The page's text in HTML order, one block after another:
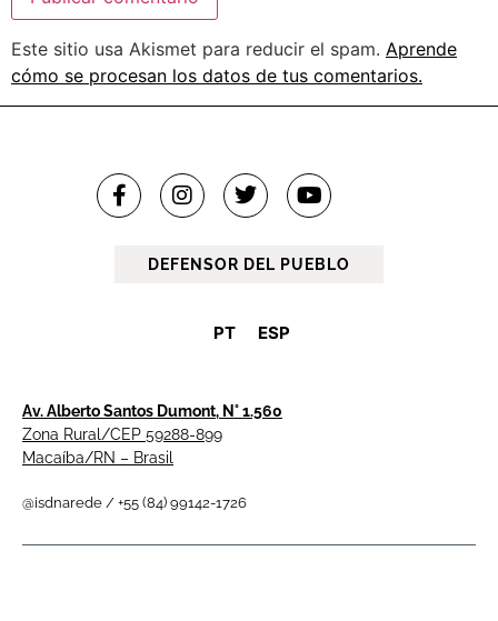
Este sitio usa Akismet para reducir el spam. Aprende
cómo se procesan los datos de tus comentarios.
DEFENSOR DEL PUEBLO
PT ESP
Av. Alberto Santos Dumont, N° 1.560
Zona Rural/CEP 59288-899
Macaíba/RN – Brasil
@isdnarede / +55 (84) 99142-1726